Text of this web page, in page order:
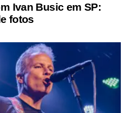
Ivan Busic em SP:
fotos